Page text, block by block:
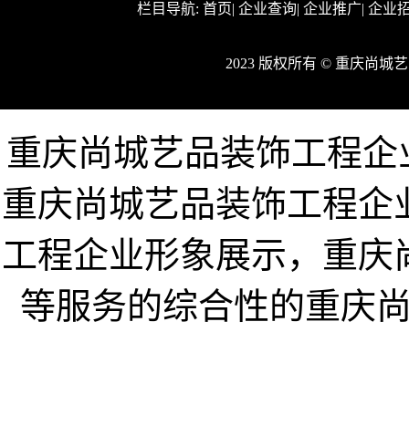
栏目导航: 首页| 企业查询| 企业推广| 企业
2023 版权所有 © 重庆尚城
重庆尚城艺品装饰工程
重庆尚城艺品装饰工程
工程企业形象展示，重
等服务的综合性的重庆